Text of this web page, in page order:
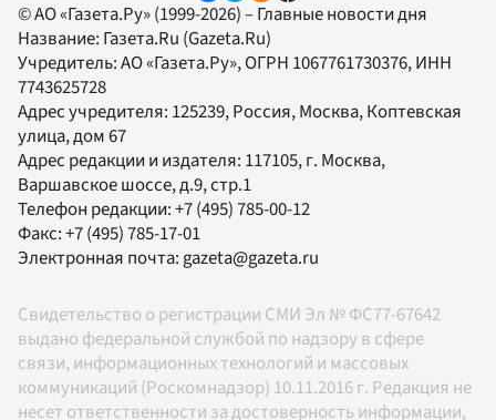
© АО «Газета.Ру» (1999-2026) – Главные новости дня
Название: Газета.Ru (Gazeta.Ru)
Учредитель:АО «Газета.Ру», ОГРН 1067761730376, ИНН
7743625728
Адрес учредителя: 125239, Россия, Москва, Коптевская
улица, дом 67
Адрес редакции и издателя: 117105, г. Москва,
Варшавское шоссе, д.9, стр.1
Телефон редакции:+7 (495) 785-00-12
Факс:+7 (495) 785-17-01
Электронная почта:gazeta@gazeta.ru
Свидетельство о регистрации СМИ Эл № ФС77-67642
выдано федеральной службой по надзору в сфере
связи, информационных технологий и массовых
коммуникаций (Роскомнадзор) 10.11.2016 г. Редакция не
несет ответственности за достоверность информации,